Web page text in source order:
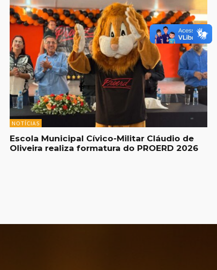
NOTÍCIAS
Escola Municipal Cívico-Militar Cláudio de
Oliveira realiza formatura do PROERD 2026